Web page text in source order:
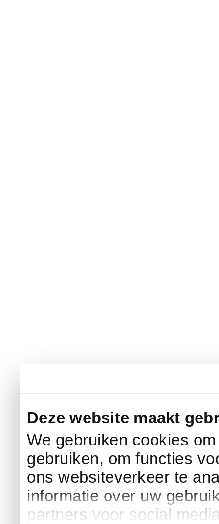
Deze website maakt
We gebruiken cookies
gebruiken, om functies
ons websiteverkeer te
informatie over uw
partners voor social